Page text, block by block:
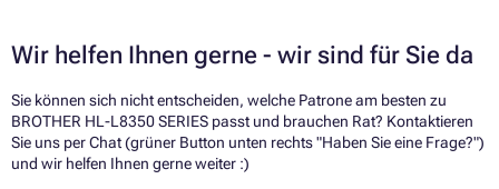
Wir helfen Ihnen gerne - wir sind für Sie da
Sie können sich nicht entscheiden, welche Patrone am besten zu
BROTHER HL-L8350 SERIES passt und brauchen Rat? Kontaktieren
Sie uns per Chat (grüner Button unten rechts "Haben Sie eine Frage?")
und wir helfen Ihnen gerne weiter :)